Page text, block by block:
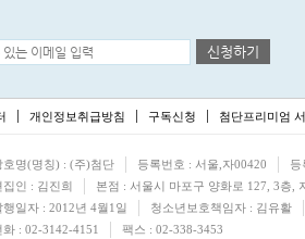
신청하기
개인정보취급방침 구독신청 첨단프리미엄
호명(명칭) : (주)첨단 등록번호 : 서울,자00420
등
집인 : 김진희
본점 : 서울시 마포구 양화로 127, 3층,
행일자 : 2012년 4월1일
청소년보호책임자 : 김유활
화 : 02-3142-4151
팩스 : 02-338-3453